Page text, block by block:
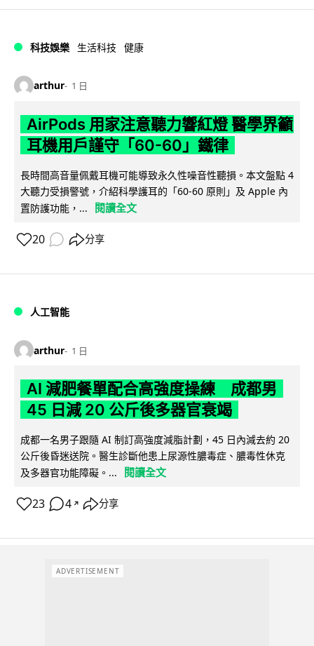
科技娛樂 生活科技 健康
arthur 1 日
AirPods 用家注意聽力響紅燈 醫學界籲
耳機用戶謹守「60-60」鐵律
長時間高音量佩戴耳機可能導致永久性噪音性聽損。本文盤點 4
大聽力受損警號，介紹科學護耳的「60-60 原則」及 Apple 內
置防護功能，...
閱讀全文
20 分享
人工智能
arthur 1 日
AI 減肥餐單配合高強度操練 成都男
45 日減 20 公斤後多器官衰竭
成都一名男子跟隨 AI 制訂高強度減脂計劃，45 日內減去約 20
公斤後昏迷送院。醫生診斷他患上尿源性膿毒症、膿毒性休克
及多器官功能障礙。...
閱讀全文
23 4 ↗ 分享
ADVERTISEMENT